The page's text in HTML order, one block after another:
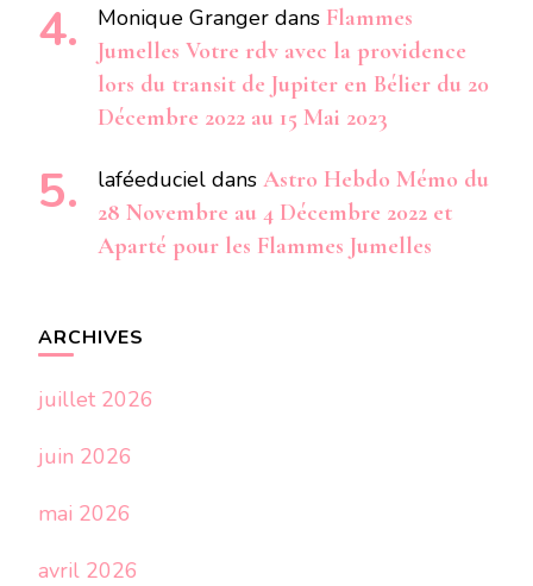
Monique Granger dans Flammes
Jumelles Votre rdv avec la providence
lors du transit de Jupiter en Bélier du 20
Décembre 2022 au 15 Mai 2023
laféeduciel dans Astro Hebdo Mémo du
28 Novembre au 4 Décembre 2022 et
Aparté pour les Flammes Jumelles
ARCHIVES
juillet 2026
juin 2026
mai 2026
avril 2026